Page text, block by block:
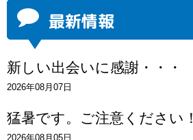
最新情報
新しい出会いに感謝・・・
2026年08月07日
猛暑です。ご注意ください！
2026年08月05日